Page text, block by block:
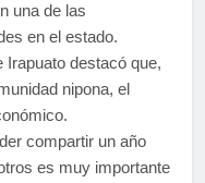
una de las
en el estado.
Irapuato destacó que,
nipona, el
compartir un año
es muy importante